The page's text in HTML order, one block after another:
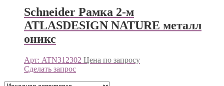
Schneider Рамка 2-м
ATLASDESIGN NATURE металл
оникс
Арт: ATN312302 Цена по запросу
Сделать запрос